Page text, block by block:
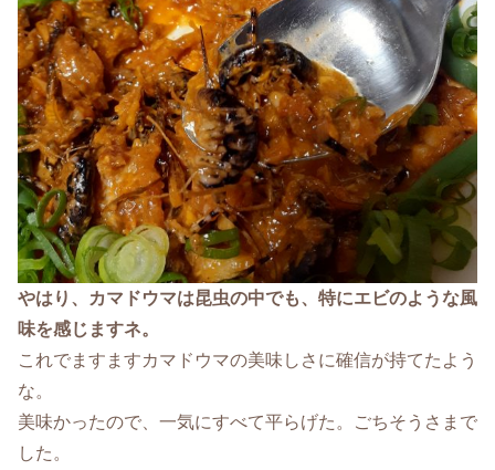
やはり、カマドウマは昆虫の中でも、特にエビのような風
味を感じますネ。
これでますますカマドウマの美味しさに確信が持てたよう
な。
美味かったので、一気にすべて平らげた。ごちそうさまで
した。